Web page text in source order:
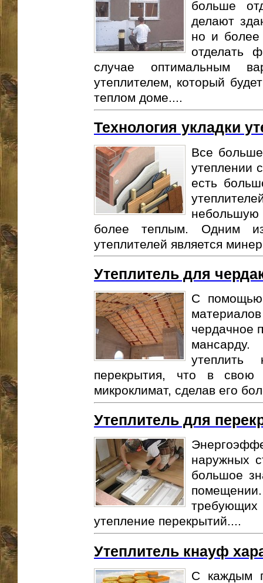
больше
делают
но и
отделать
случае оптимальным
утеплителем, который
теплом доме....
Технология укладки
Все
утеплении
есть
небольшую
более теплым. Одним из
утеплителей является
Утеплитель для
С помощью
чердачное
перекрытия, что в свою
микроклимат, сделав его
Утеплитель для
наружных
большое
утепление перекрытий....
Утеплитель кнауф
С каждым